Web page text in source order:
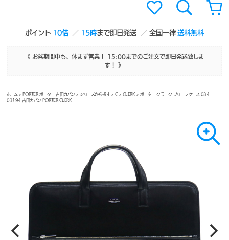
ポイント 10倍 15時まで即日発送 全国一律送料無料
《 お盆期間中も、休まず営業！ 15:00までのご注文で即日発送致しま
す！ 》
ホーム > PORTER ポーター 吉田カバン>シリーズから探す> C > CLERK > ポーター クラーク ブリーフケース 034-
03194 吉田カバン PORTER CLERK